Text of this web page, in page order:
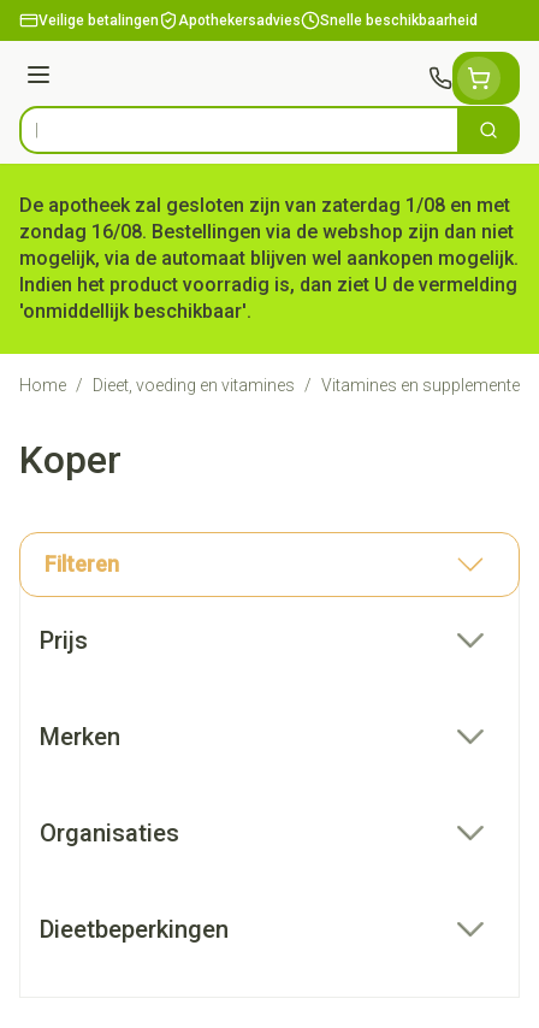
Ga naar de inhoud
Veilige betalingen Apothekersadvies Snelle beschikbaarheid
Menu
Product, merk, categorie... Zoek
De apotheek zal gesloten zijn van zaterdag 1/08 en met
zondag 16/08. Bestellingen via de webshop zijn dan niet
mogelijk, via de automaat blijven wel aankopen mogelijk.
Indien het product voorradig is, dan ziet U de vermelding
'onmiddellijk beschikbaar'.
Home / Dieet, voeding en vitamines / Vitamines en supplementen
Koper
Filteren
Prijs
Merken
Organisaties
Dieetbeperkingen